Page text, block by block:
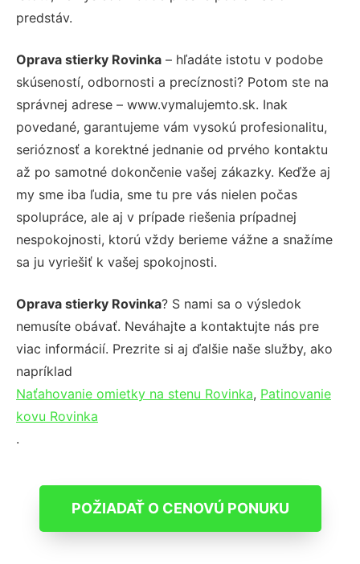
predstáv.
Oprava stierky Rovinka – hľadáte istotu v podobe
skúseností, odbornosti a precíznosti? Potom ste na
správnej adrese – www.vymalujemto.sk. Inak
povedané, garantujeme vám vysokú profesionalitu,
serióznosť a korektné jednanie od prvého kontaktu
až po samotné dokončenie vašej zákazky. Keďže aj
my sme iba ľudia, sme tu pre vás nielen počas
spolupráce, ale aj v prípade riešenia prípadnej
nespokojnosti, ktorú vždy berieme vážne a snažíme
sa ju vyriešiť k vašej spokojnosti.
Oprava stierky Rovinka? S nami sa o výsledok
nemusíte obávať. Neváhajte a kontaktujte nás pre
viac informácií. Prezrite si aj ďalšie naše služby, ako
napríklad
Naťahovanie omietky na stenu Rovinka, Patinovanie
kovu Rovinka
.
POŽIADAŤ O CENOVÚ PONUKU